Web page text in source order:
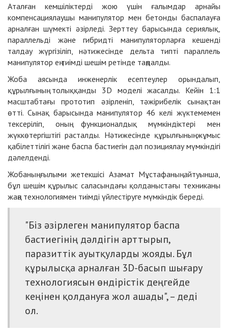
Аталған кемшіліктерді жою үшін ғалымдар арнайы
компенсациялаушы манипулятор мен бетонды баспалауға
арналған шүмекті әзірледі. Зерттеу барысында сериялық,
параллельді және гибридті манипуляторларға кешенді
талдау жүргізіліп, нәтижесінде дельта типті параллель
манипулятор ең тиімді шешім ретінде таңдалды.
Жоба аясында инженерлік есептеулер орындалып,
құрылғының толыққанды 3D моделі жасалды. Кейін 1:1
масштабтағы прототип әзірленіп, тәжірибелік сынақтан
өтті. Сынақ барысында манипулятор 46 келі жүктемемен
тексеріліп, оның функционалдық мүмкіндіктері мен
жүккөтергіштігі расталды. Нәтижесінде құрылғының жұмыс
қабілеттілігі және баспа бастиегін дәл позициялау мүмкіндігі
дәлелденді.
Жобаның ғылыми жетекшісі Азамат Мұстафаның айтуынша,
бұл шешім құрылыс саласындағы қолданыстағы техниканы
жаңа технологиямен тиімді үйлестіруге мүмкіндік береді.
"Біз әзірлеген манипулятор баспа
бастиегінің дәлдігін арттырып,
паразиттік ауытқуларды жояды. Бұл
құрылысқа арналған 3D-басып шығару
технологиясын өндірістік деңгейде
кеңінен қолдануға жол ашады", – деді
ол.